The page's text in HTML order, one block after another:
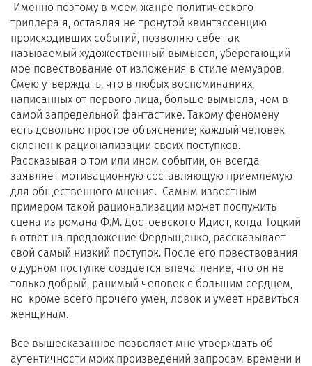
Именно поэтому в моем жанре политического
триллера я, оставляя не тронутой квинтэссенцию
происходивших событий, позволяю себе так
называемый художественный вымысел, уберегающий
мое повествование от изложения в стиле мемуаров.
Смею утверждать, что в любых воспоминаниях,
написанных от первого лица, больше вымысла, чем в
самой запредельной фантастике. Такому феномену
есть довольно простое объяснение; каждый человек
склонен к рационализации своих поступков.
Рассказывая о том или ином событии, он всегда
заявляет мотивационную составляющую приемлемую
для общественного мнения. Самым известным
примером такой рационализации может послужить
сцена из романа Ф.М. Достоевского Идиот, когда Тоцкий
в ответ на предложение Фердыщенко, рассказывает
свой самый низкий поступок. После его повествования
о дурном поступке создается впечатление, что он не
только добрый, ранимый человек с большим сердцем,
но кроме всего прочего умен, ловок и умеет нравиться
женщинам.
Все вышесказанное позволяет мне утверждать об
аутентичности моих произведений запросам времени и